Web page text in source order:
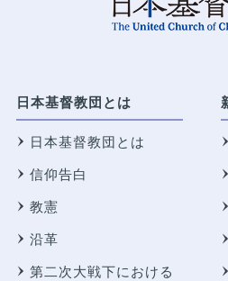
日本基督教団とは
日本基督教団とは
信仰告白
教憲
沿革
第二次大戦下における